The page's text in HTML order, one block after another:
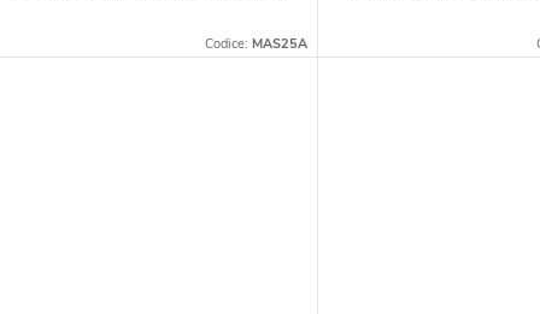
Codice: MAS25A